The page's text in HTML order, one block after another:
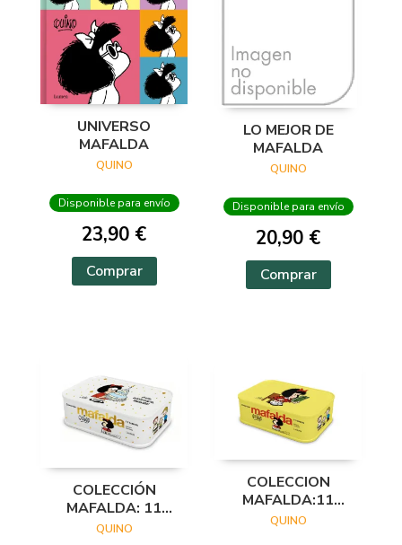
UNIVERSO
MAFALDA
QUINO
Disponible para envío
23,90 €
Comprar
LO MEJOR DE
MAFALDA
QUINO
Disponible para envío
20,90 €
Comprar
COLECCIÓN
MAFALDA: 11
TOMOS EN UNA
QUINO
COLECCION
MAFALDA:11
TOMOS (LATA
QUINO